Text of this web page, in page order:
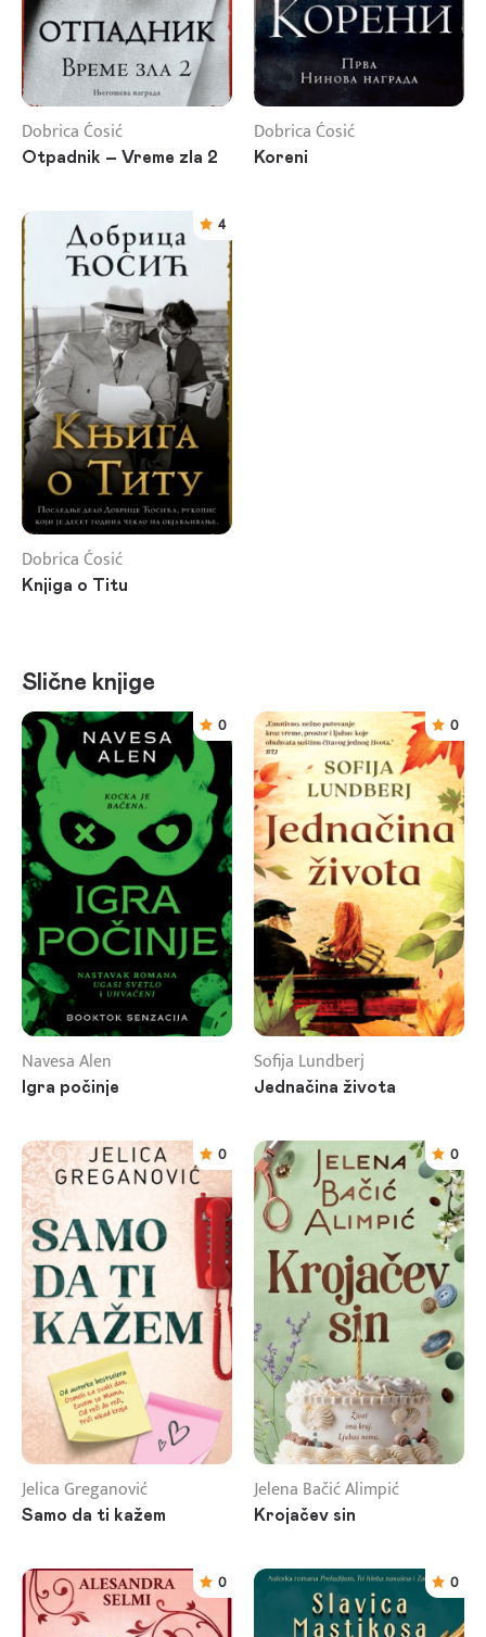
Dobrica Ćosić
Otpadnik – Vreme zla 2
Dobrica Ćosić
Koreni
4
Dobrica Ćosić
Knjiga o Titu
Slične knjige
0
Navesa Alen
Igra počinje
0
Sofija Lundberj
Jednačina života
0
Jelica Greganović
Samo da ti kažem
0
Jelena Bačić Alimpić
Krojačev sin
0 0